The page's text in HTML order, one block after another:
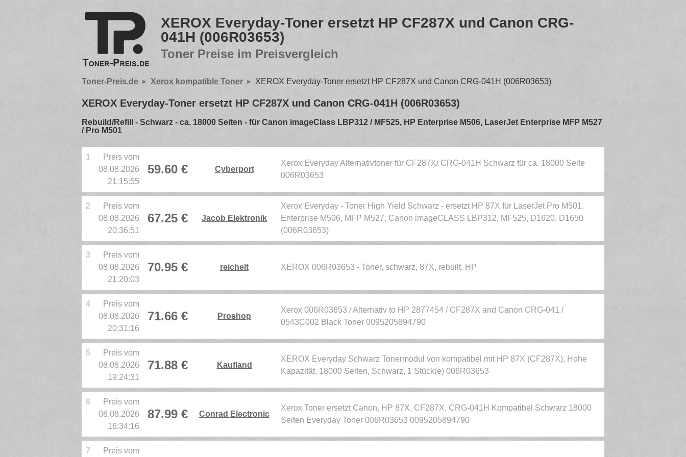
XEROX Everyday-Toner ersetzt HP CF287X und Canon CRG-
041H (006R03653)
Toner Preise im Preisvergleich
Toner-Preis.de Xerox kompatible Toner XEROX Everyday-Toner ersetzt HP CF287X und Canon CRG-041H (006R03653)
XEROX Everyday-Toner ersetzt HP CF287X und Canon CRG-041H (006R03653)
Rebuild/Refill - Schwarz - ca. 18000 Seiten - für Canon imageClass LBP312 / MF525, HP Enterprise M506, LaserJet Enterprise MFP M527
/ Pro M501
1
Preis vom
08.08.2026
21:15:55
59.60 € Cyberport
Xerox Everyday Alternativtoner für CF287X/ CRG-041H Schwarz für ca. 18000 Seite
006R03653
2
Preis vom
08.08.2026
20:36:51
67.25 € Jacob Elektronik
Xerox Everyday - Toner High Yield Schwarz - ersetzt HP 87X für LaserJet Pro M501,
Enterprise M506, MFP M527, Canon imageCLASS LBP312, MF525, D1620, D1650
(006R03653)
3
Preis vom
08.08.2026
21:20:03
70.95 € reichelt XEROX 006R03653 - Toner, schwarz, 87X, rebuilt, HP
4
Preis vom
08.08.2026
20:31:16
71.66 € Proshop
Xerox 006R03653 / Alternativ to HP 2877454 / CF287X and Canon CRG-041 /
0543C002 Black Toner 0095205894790
5
Preis vom
08.08.2026
19:24:31
71.88 € Kaufland
XEROX Everyday Schwarz Tonermodul von kompatibel mit HP 87X (CF287X), Hohe
Kapazität, 18000 Seiten, Schwarz, 1 Stück(e) 006R03653
6
Preis vom
08.08.2026
16:34:16
87.99 € Conrad Electronic
Xerox Toner ersetzt Canon, HP 87X, CF287X, CRG-041H Kompatibel Schwarz 18000
Seiten Everyday Toner 006R03653 0095205894790
7 Preis vom